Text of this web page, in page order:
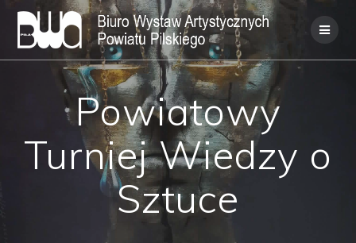
Skip
to
content
Powiatowy
Turniej Wiedzy o
Sztuce